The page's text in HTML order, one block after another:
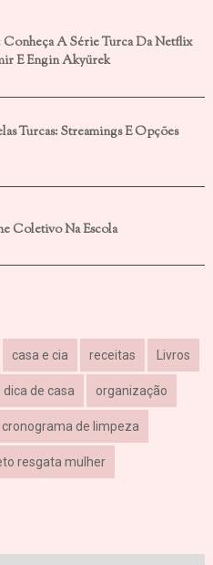
Conheça A Série Turca Da Netflix
E Engin Akyürek
Turcas: Streamings E Opções
Coletivo Na Escola
casa e cia receitas Livros
dica de casa organização
cronograma de limpeza
resgata mulher